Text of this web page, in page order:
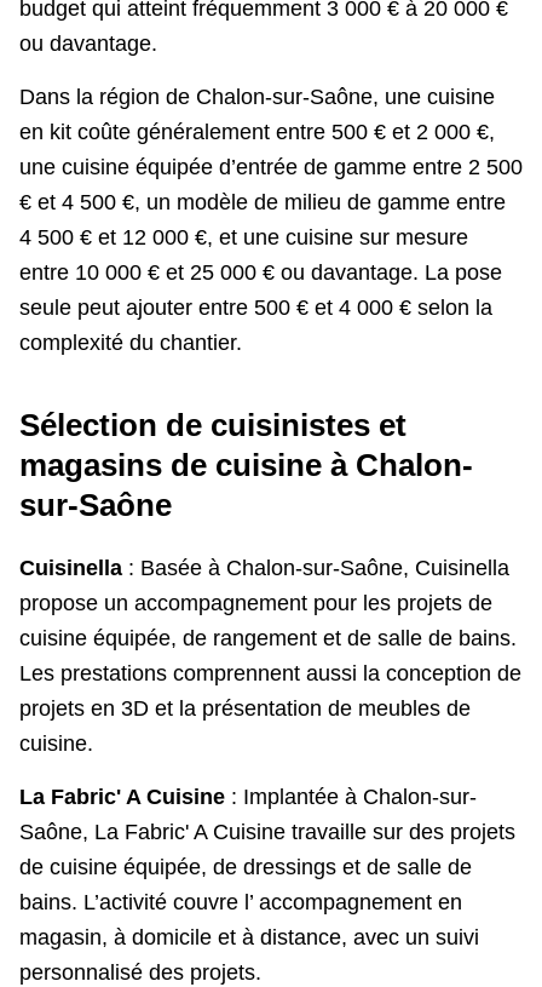
budget qui atteint fréquemment 3 000 € à 20 000 €
ou davantage.
Dans la région de Chalon-sur-Saône, une cuisine
en kit coûte généralement entre 500 € et 2 000 €,
une cuisine équipée d’entrée de gamme entre 2 500
€ et 4 500 €, un modèle de milieu de gamme entre
4 500 € et 12 000 €, et une cuisine sur mesure
entre 10 000 € et 25 000 € ou davantage. La pose
seule peut ajouter entre 500 € et 4 000 € selon la
complexité du chantier.
Sélection de cuisinistes et
magasins de cuisine à Chalon-
sur-Saône
Cuisinella : Basée à Chalon-sur-Saône, Cuisinella
propose un accompagnement pour les projets de
cuisine équipée, de rangement et de salle de bains.
Les prestations comprennent aussi la conception de
projets en 3D et la présentation de meubles de
cuisine.
La Fabric' A Cuisine : Implantée à Chalon-sur-
Saône, La Fabric' A Cuisine travaille sur des projets
de cuisine équipée, de dressings et de salle de
bains. L’activité couvre l’ accompagnement en
magasin, à domicile et à distance, avec un suivi
personnalisé des projets.